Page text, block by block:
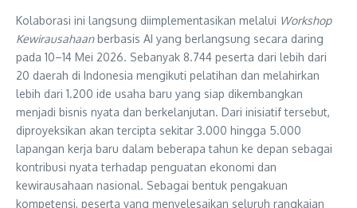
Kolaborasi ini langsung diimplementasikan melalui Workshop
Kewirausahaanberbasis AI yang berlangsung secara daring
pada 10–14 Mei 2026. Sebanyak 8.744 peserta dari lebih dari
20 daerah di Indonesia mengikuti pelatihan dan melahirkan
lebih dari 1.200 ide usaha baru yang siap dikembangkan
menjadi bisnis nyata dan berkelanjutan. Dari inisiatif tersebut,
diproyeksikan akan tercipta sekitar 3.000 hingga 5.000
lapangan kerja baru dalam beberapa tahun ke depan sebagai
kontribusi nyata terhadap penguatan ekonomi dan
kewirausahaan nasional. Sebagai bentuk pengakuan
kompetensi, peserta yang menyelesaikan seluruh rangkaian